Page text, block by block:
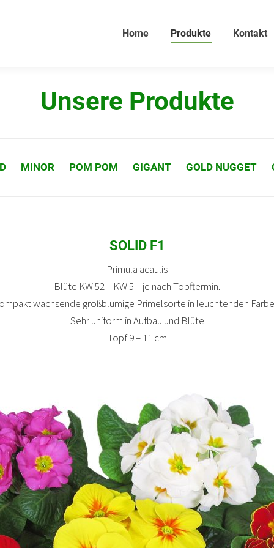
Home Produkte Kontakt
Unsere Produkte
MINOR POM POM GIGANT GOLD NUGGET
SOLID F1
Primula acaulis
Blüte KW 52 – KW 5 – je nach Topftermin.
wachsende großblumige Primelsorte in leuchtenden
Sehr uniform in Aufbau und Blüte
Topf 9 – 11 cm